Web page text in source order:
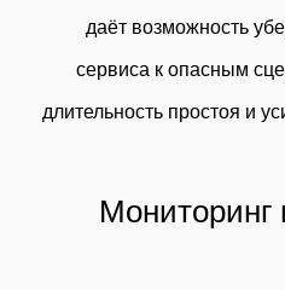
даёт возможность
сервиса к опасным
длительность простоя и
Мониторинг